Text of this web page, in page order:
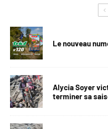
Le nouveau
Alycia Soyer
terminer sa